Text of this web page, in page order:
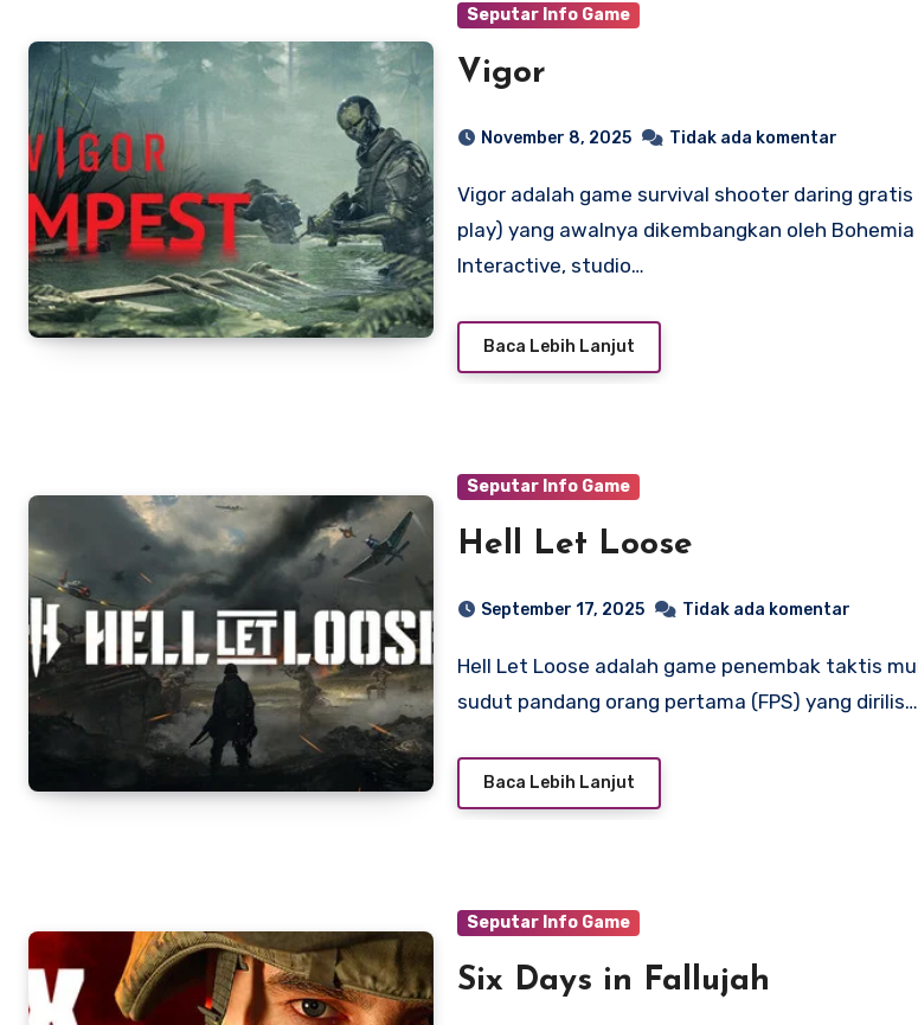
Seputar Info Game
Vigor
November 8, 2025 Tidak ada komentar
Vigor adalah game survival shooter daring gratis (free-to-
play) yang awalnya dikembangkan oleh Bohemia
Interactive, studio…
Baca Lebih Lanjut
Seputar Info Game
Hell Let Loose
September 17, 2025 Tidak ada komentar
Hell Let Loose adalah game penembak taktis multipemain
sudut pandang orang pertama (FPS) yang dirilis…
Baca Lebih Lanjut
Seputar Info Game
Six Days in Fallujah